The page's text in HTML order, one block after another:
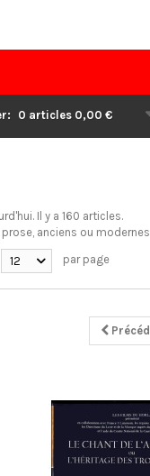
0 articles 0,00 €
Il y a 160 articles.
anciens ou
12 par page